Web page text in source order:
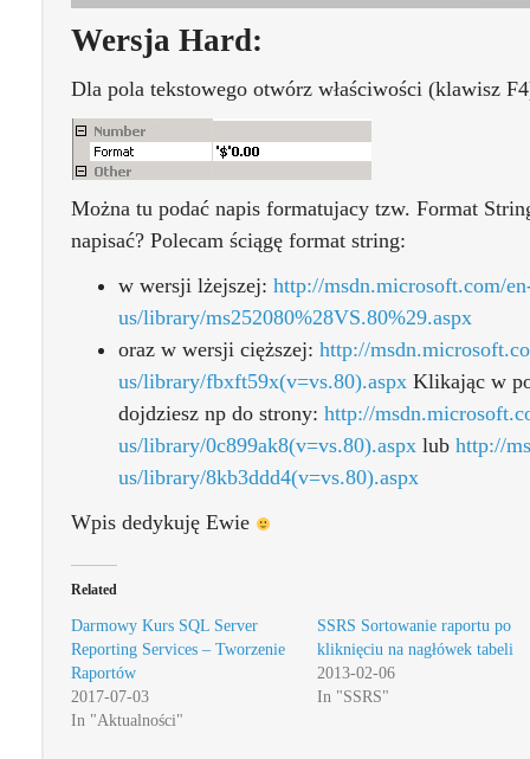
Wersja Hard:
Dla pola tekstowego otwórz właściwości (klawisz
Można tu podać napis formatujacy tzw. Format
napisać? Polecam ściągę format string:
w wersji lżejszej: http://msdn.microsoft.com/
us/library/ms252080%28VS.80%29.aspx
oraz w wersji cięższej: http://
us/library/fbxft59x(v=vs.80).aspx Klikając w
dojdziesz np do strony: http://
us/library/0c899ak8(v=vs.80).aspx lub http://
us/library/8kb3ddd4(v=vs.80).aspx
Wpis dedykuję Ewie
Related
Darmowy Kurs SQL Server
Reporting Services – Tworzenie
Raportów
2017-07-03
In "Aktualności"
SSRS Sortowanie raportu po
kliknięciu na nagłówek tabeli
2013-02-06
In "SSRS"